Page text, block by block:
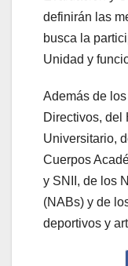
definirán las
busca la
Unidad y
Además de
Directivos, del
Universitario,
Cuerpos
y SNII, de los
(NABs) y de
deportivos y